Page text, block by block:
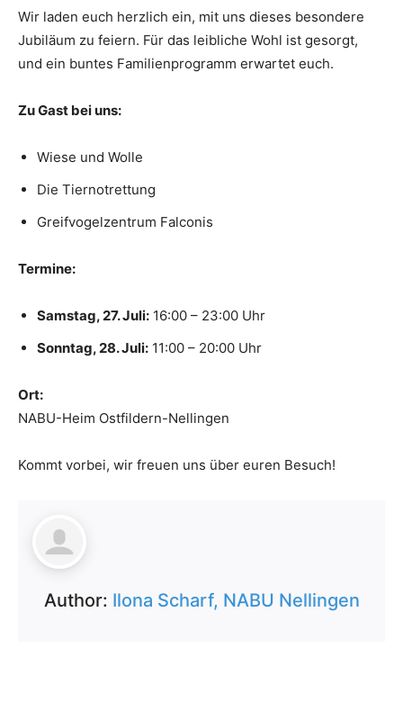
Wir laden euch herzlich ein, mit uns dieses besondere
Jubiläum zu feiern. Für das leibliche Wohl ist gesorgt,
und ein buntes Familienprogramm erwartet euch.
Zu Gast bei uns:
Wiese und Wolle
Die Tiernotrettung
Greifvogelzentrum Falconis
Termine:
Samstag, 27. Juli: 16:00 – 23:00 Uhr
Sonntag, 28. Juli: 11:00 – 20:00 Uhr
Ort:
NABU-Heim Ostfildern-Nellingen
Kommt vorbei, wir freuen uns über euren Besuch!
Author: Ilona Scharf, NABU Nellingen